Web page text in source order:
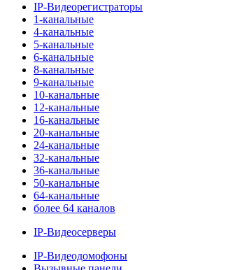
IP-Видеорегистраторы
1-канальные
4-канальные
5-канальные
6-канальные
8-канальные
9-канальные
10-канальные
12-канальные
16-канальные
20-канальные
24-канальные
32-канальные
36-канальные
50-канальные
64-канальные
более 64 каналов
IP-Видеосерверы
IP-Видеодомофоны